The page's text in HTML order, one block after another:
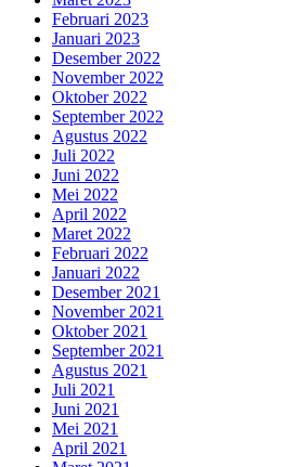
Februari 2023
Januari 2023
Desember 2022
November 2022
Oktober 2022
September 2022
Agustus 2022
Juli 2022
Juni 2022
Mei 2022
April 2022
Maret 2022
Februari 2022
Januari 2022
Desember 2021
November 2021
Oktober 2021
September 2021
Agustus 2021
Juli 2021
Juni 2021
Mei 2021
April 2021